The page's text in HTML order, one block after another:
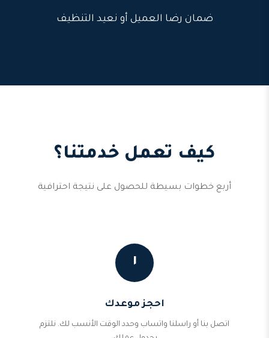
ضمان رضا العميل أو نعيد التنظيف
كيف تعمل خدمتنا؟
أربع خطوات بسيطة للحصول على نتيجة احترافية
١
احجز موعدك
اتصل بنا أو راسلنا واتساب وحدد الوقت الأنسب لك. نلتزم